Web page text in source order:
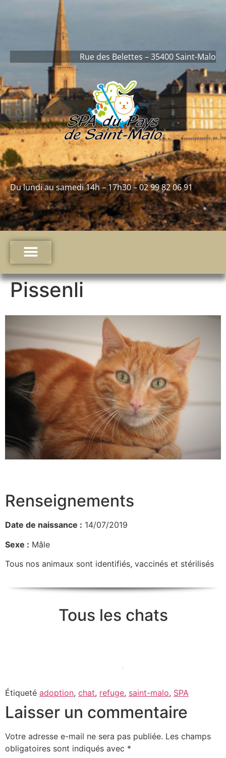
Rue des Belettes – 35400 Saint-Malo
Du lundi au samedi 14h – 17h30 – 02 99 82 06 91
Pissenli
Renseignements
Date de naissance : 14/07/2019
Sexe : Mâle
Tous nos animaux sont identifiés, vaccinés et stérilisés
Tous les chats
Étiqueté adoption, chat, refuge, saint-malo, SPA
Laisser un commentaire
Votre adresse e-mail ne sera pas publiée. Les champs
obligatoires sont indiqués avec *